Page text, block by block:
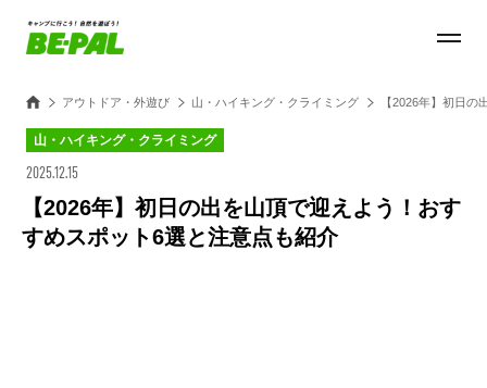
アウトドア・外遊び 山・ハイキング・クライミング 【2026年】初日
山・ハイキング・クライミング
2025.12.15
【2026年】初日の出を山頂で迎えよう！おす
すめスポット6選と注意点も紹介